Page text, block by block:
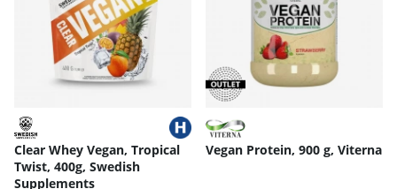
Clear Whey Vegan, Tropical
Twist, 400g, Swedish
Supplements
Vegan Protein, 900 g, Viterna